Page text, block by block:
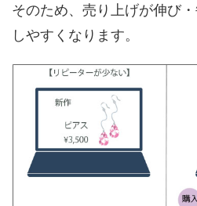
そのため、売り上げが伸び
しやすくなります。